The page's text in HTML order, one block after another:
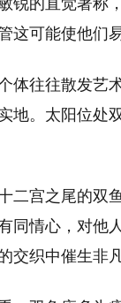
锐的直觉著称
这可能使他们
体往往散发艺
地。太阳位处
二宫之尾的双
同情心，对他
交织中催生非